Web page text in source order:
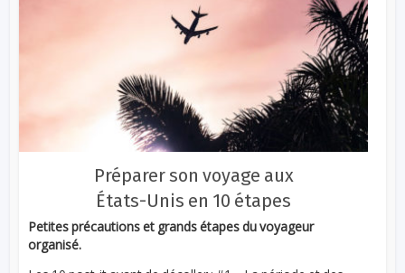
Préparer son voyage aux
États-Unis en 10 étapes
Petites précautions et grands étapes du voyageur
organisé.